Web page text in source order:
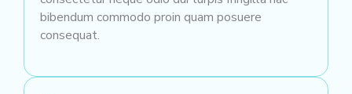
bibendum commodo proin quam posuere
consequat.